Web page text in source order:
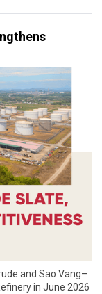
and Sao Vang–
in June 2026